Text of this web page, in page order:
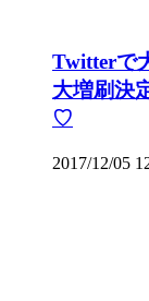
Twitterで
大増刷決
♡
2017/12/05